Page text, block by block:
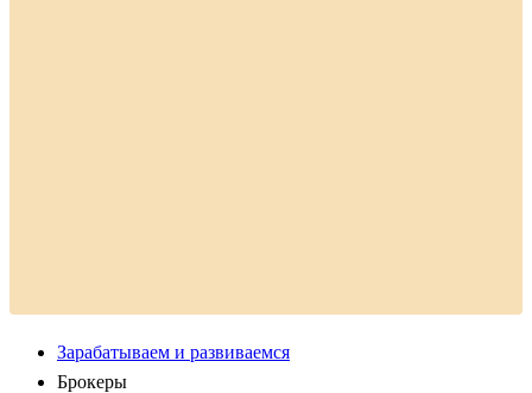
Зарабатываем и развиваемся
Брокеры